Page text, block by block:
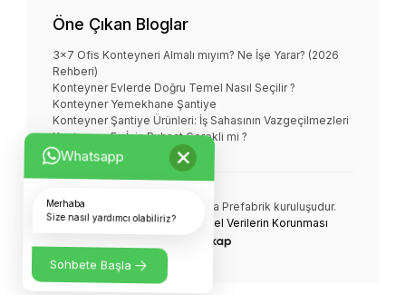
Öne Çıkan Bloglar
3x7 Ofis Konteyneri Almalı mıyım? Ne İşe Yarar? (2026
Rehberi)
Konteyner Evlerde Doğru Temel Nasıl Seçilir ?
Konteyner Yemekhane Şantiye
Konteyner Şantiye Ürünleri: İş Sahasının Vazgeçilmezleri
Konteyner Ev İçin Ruhsat Gerekli mi ?
NOVA KONTEYNER bir Nova Prefabrik kuruluşudur.
© Tüm Hakları Saklıdır.
Kişisel Verilerin Korunması
Whatsapp ×
Merhaba
Size nasıl yardımcı olabiliriz?
Sohbete Başla